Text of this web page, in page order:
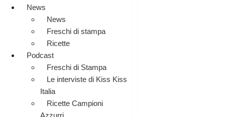
News
News
Freschi di stampa
Ricette
Podcast
Freschi di Stampa
Le interviste di Kiss Kiss
Italia
Ricette Campioni
Azzurri